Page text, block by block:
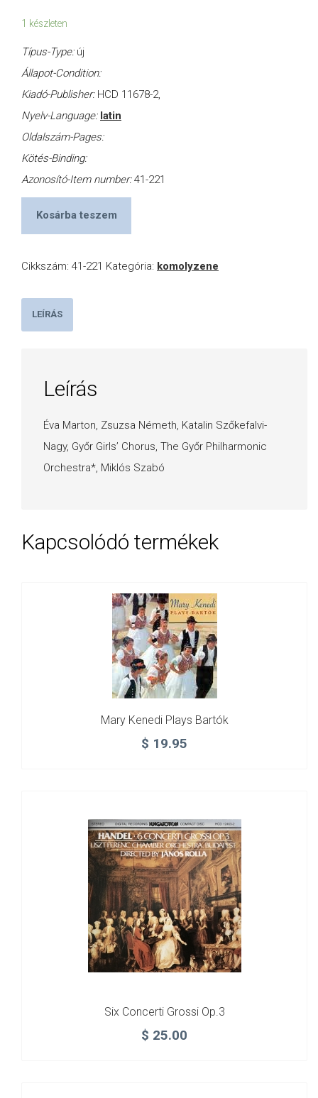
1 készleten
Típus-Type: új
Állapot-Condition:
Kiadó-Publisher: HCD 11678-2,
Nyelv-Language: latin
Oldalszám-Pages:
Kötés-Binding:
Azonosító-Item number:41-221
Kosárba teszem
Cikkszám: 41-221 Kategória: komolyzene
LEÍRÁS
Leírás
Éva Marton, Zsuzsa Németh, Katalin Szőkefalvi-
Nagy, Győr Girls’ Chorus, The Győr Philharmonic
Orchestra*, Miklós Szabó
Kapcsolódó termékek
Mary Kenedi Plays Bartók
$ 19.95
Six Concerti Grossi Op.3
$ 25.00